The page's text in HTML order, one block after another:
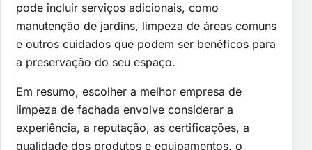
pode incluir serviços adicionais, como
manutenção de jardins, limpeza de áreas comuns
e outros cuidados que podem ser benéficos para
a preservação do seu espaço.
Em resumo, escolher a melhor empresa de
limpeza de fachada envolve considerar a
experiência, a reputação, as certificações, a
qualidade dos produtos e equipamentos, o